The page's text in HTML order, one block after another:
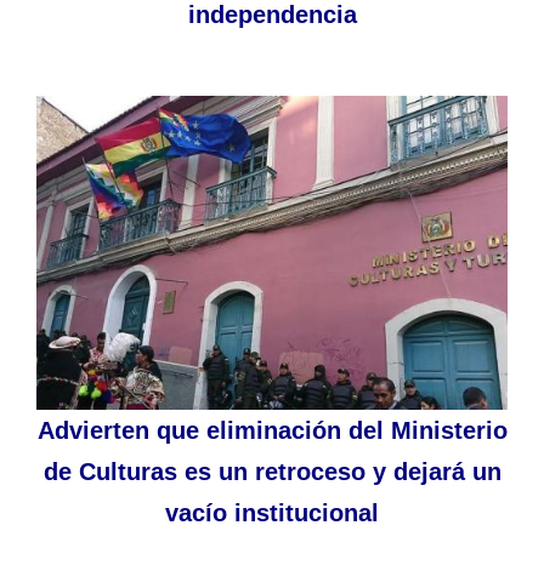
independencia
Advierten que eliminación del Ministerio
de Culturas es un retroceso y dejará un
vacío institucional